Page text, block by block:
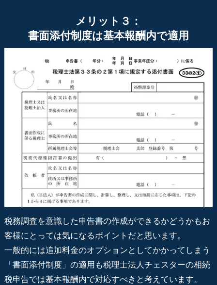
メリット３：
書面添付制度は基本報酬内で適用
税務調査を意識した申告書の作成ができるかどうかもお
客様にとっては気になるポイントだと思います。
一般的には追加料金のオプションとしてかかってしまう
「書面添付制度」の適用も税理士法人チェスターの相続
税申告では基本報酬内で対応すべきと考えています。